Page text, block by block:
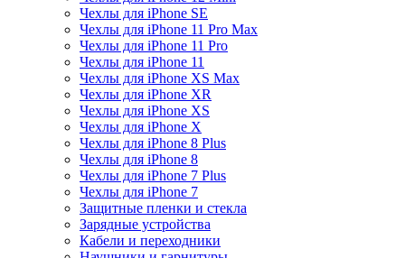
Чехлы для iPhone SE
Чехлы для iPhone 11 Pro Max
Чехлы для iPhone 11 Pro
Чехлы для iPhone 11
Чехлы для iPhone XS Max
Чехлы для iPhone XR
Чехлы для iPhone XS
Чехлы для iPhone X
Чехлы для iPhone 8 Plus
Чехлы для iPhone 8
Чехлы для iPhone 7 Plus
Чехлы для iPhone 7
Защитные пленки и стекла
Зарядные устройства
Кабели и переходники